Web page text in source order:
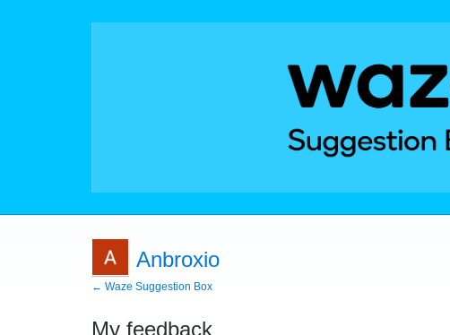
Anbroxio
← Waze Suggestion Box
My feedback